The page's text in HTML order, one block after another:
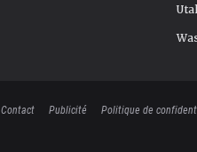
Contact Publicité Politique de